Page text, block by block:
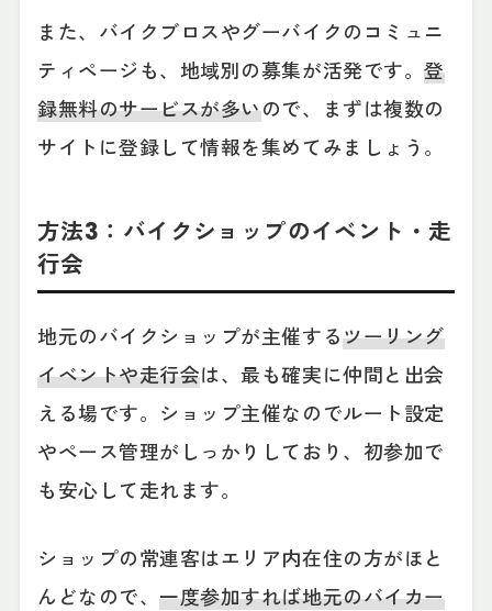
また、バイクブロスやグーバイクのコミュニ
ティページも、地域別の募集が活発です。登
録無料のサービスが多いので、まずは複数の
サイトに登録して情報を集めてみましょう。
方法3：バイクショップのイベント・走
行会
地元のバイクショップが主催するツーリング
イベントや走行会は、最も確実に仲間と出会
える場です。ショップ主催なのでルート設定
やペース管理がしっかりしており、初参加で
も安心して走れます。
ショップの常連客はエリア内在住の方がほと
んどなので、一度参加すれば地元のバイカー